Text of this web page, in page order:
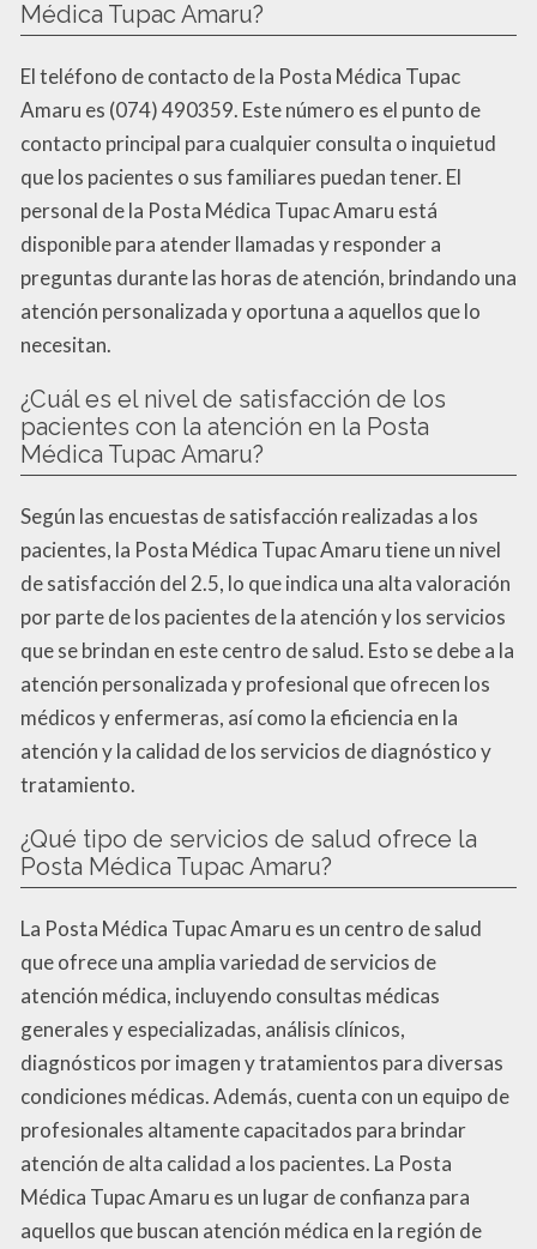
Médica Tupac Amaru?
El teléfono de contacto de la Posta Médica Tupac
Amaru es (074) 490359. Este número es el punto de
contacto principal para cualquier consulta o inquietud
que los pacientes o sus familiares puedan tener. El
personal de la Posta Médica Tupac Amaru está
disponible para atender llamadas y responder a
preguntas durante las horas de atención, brindando una
atención personalizada y oportuna a aquellos que lo
necesitan.
¿Cuál es el nivel de satisfacción de los
pacientes con la atención en la Posta
Médica Tupac Amaru?
Según las encuestas de satisfacción realizadas a los
pacientes, la Posta Médica Tupac Amaru tiene un nivel
de satisfacción del 2.5, lo que indica una alta valoración
por parte de los pacientes de la atención y los servicios
que se brindan en este centro de salud. Esto se debe a la
atención personalizada y profesional que ofrecen los
médicos y enfermeras, así como la eficiencia en la
atención y la calidad de los servicios de diagnóstico y
tratamiento.
¿Qué tipo de servicios de salud ofrece la
Posta Médica Tupac Amaru?
La Posta Médica Tupac Amaru es un centro de salud
que ofrece una amplia variedad de servicios de
atención médica, incluyendo consultas médicas
generales y especializadas, análisis clínicos,
diagnósticos por imagen y tratamientos para diversas
condiciones médicas. Además, cuenta con un equipo de
profesionales altamente capacitados para brindar
atención de alta calidad a los pacientes. La Posta
Médica Tupac Amaru es un lugar de confianza para
aquellos que buscan atención médica en la región de